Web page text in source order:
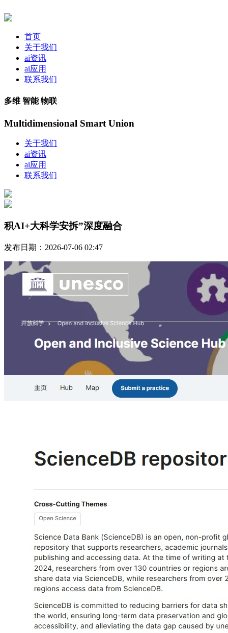
首页
关于我们
ai资讯
ai应用
联系我们
多维 智能 物联
Multidimensional Smart Union
关于我们
ai资讯
ai应用
联系我们
积AI+大科学安拆”深度融合
发布日期：2026-07-06 02:47